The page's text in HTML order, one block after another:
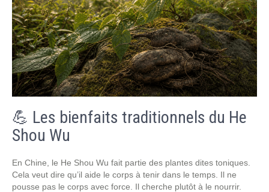
💪 Les bienfaits traditionnels du He
Shou Wu
En Chine, le He Shou Wu fait partie des plantes dites toniques.
Cela veut dire qu’il aide le corps à tenir dans le temps. Il ne
pousse pas le corps avec force. Il cherche plutôt à le nourrir.